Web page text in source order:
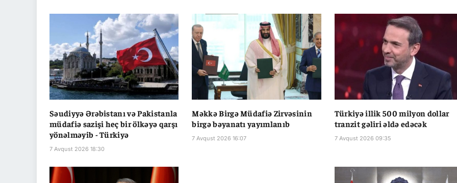
Səudiyyə Ərəbistanı və Pakistanla
müdafiə sazişi heç bir ölkəyə qarşı
yönəlməyib - Türkiyə
7 Avqust 2026 18:30
Məkkə Birgə Müdafiə Zirvəsinin
birgə bəyanatı yayımlanıb
7 Avqust 2026 16:07
Türkiyə illik 500 milyon dollar
tranzit gəliri əldə edəcək
7 Avqust 2026 09:35